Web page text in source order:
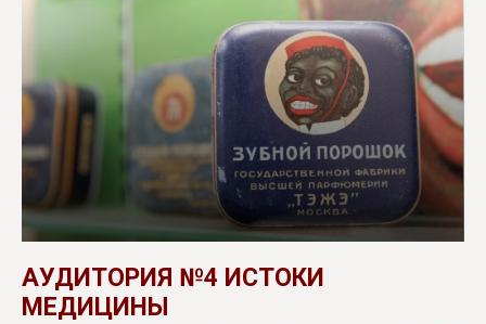
АУДИТОРИЯ №4 ИСТОКИ
МЕДИЦИНЫ